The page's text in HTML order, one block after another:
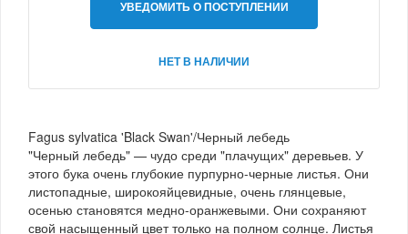
УВЕДОМИТЬ О ПОСТУПЛЕНИИ
НЕТ В НАЛИЧИИ
Fagus sylvatica 'Black Swan'/Черный лебедь
"Черный лебедь" — чудо среди "плачущих" деревьев. У
этого бука очень глубокие пурпурно-черные листья. Они
листопадные, широкояйцевидные, очень глянцевые,
осенью становятся медно-оранжевыми. Они сохраняют
свой насыщенный цвет только на полном солнце. Листья